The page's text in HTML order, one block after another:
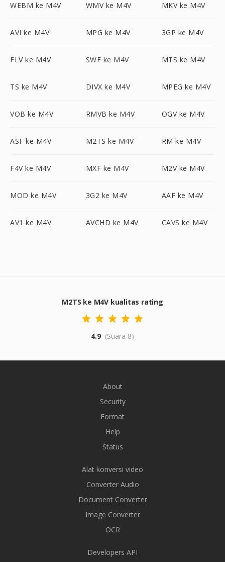
WEBM ke M4V WMV ke M4V MKV ke M4V
AVI ke M4V MPG ke M4V 3GP ke M4V
FLV ke M4V SWF ke M4V MTS ke M4V
TS ke M4V DIVX ke M4V MPEG ke M4V
VOB ke M4V RMVB ke M4V OGV ke M4V
ASF ke M4V M2TS ke M4V RM ke M4V
F4V ke M4V MXF ke M4V M2V ke M4V
MOD ke M4V 3G2 ke M4V AAF ke M4V
AV1 ke M4V AVCHD ke M4V CAVS ke M4V
M2TS ke M4V kualitas rating
4.9 (Suara 8)
About
Security
Format
Help
Status
Alat konversi video
Converter Audio
Document Converter
Image Converter
OCR
Developers API